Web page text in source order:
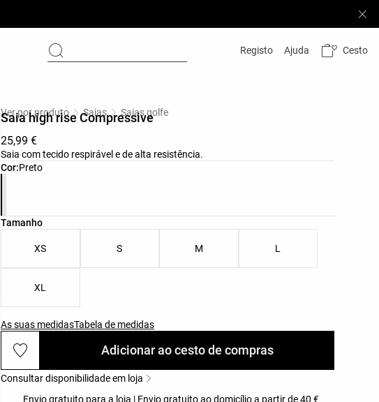
Registo Ajuda Cesto
Cor:Preto
Lista de cores do produto
Ver por produto Saias Saias golfe
Saia high rise Compressive
25,99 €
Saia com tecido respirável e de alta resistência.
Tamanho
Lista de tamanhos do produto
XS S M L
XL
As suas medidasTabela de medidas
Adicionar ao cesto de compras
Consultar disponibilidade em loja
Envio gratuito para a loja | Envio gratuito ao domicílio a partir de 40 €